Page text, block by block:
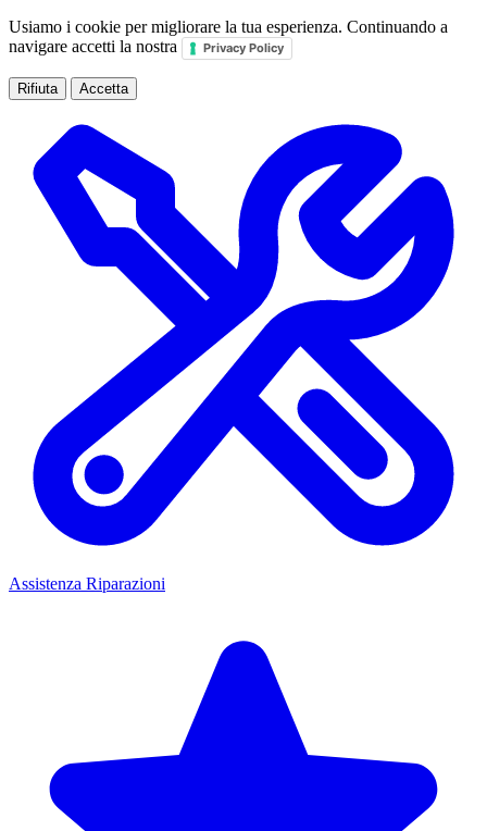
Usiamo i cookie per migliorare la tua esperienza. Continuando a
navigare accetti la nostra
Privacy Policy
Rifiuta Accetta
Assistenza Riparazioni